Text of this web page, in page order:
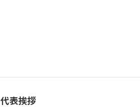
代表挨拶